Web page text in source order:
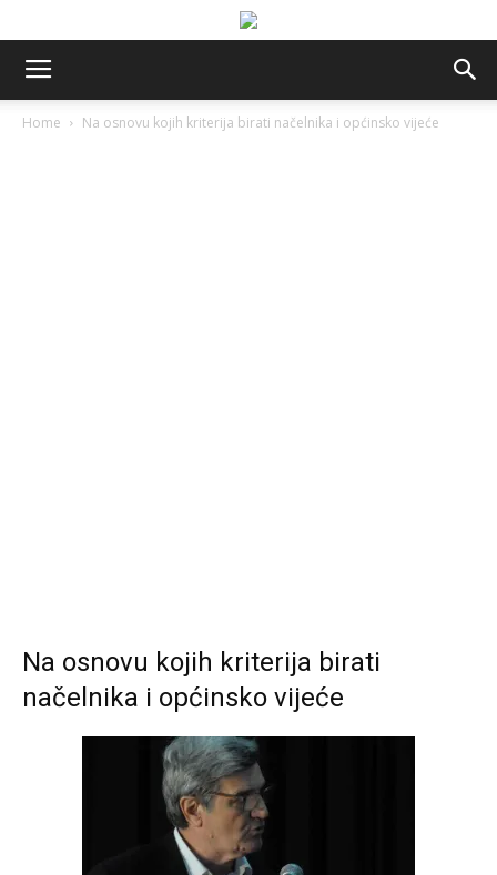
Home Na osnovu kojih kriterija birati načelnika i općinsko vijeće
Na osnovu kojih kriterija birati
načelnika i općinsko vijeće